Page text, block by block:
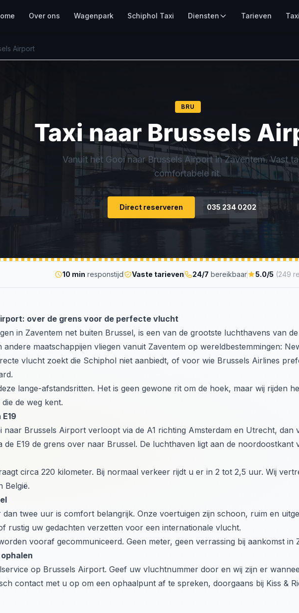
Over ons Wagenpark Schiphol Taxi Diensten Tarieven
Airport
BRU
Taxi naar Brussels
Vanuit het Gooi naar Brussels Airport in Zaventem. Vast
comfortabele rit.
Direct reserveren 035 234 0202
10 min responstijd Vaste tarieven 24/7 bereikbaar 5.0/5 (249
over de grens voor de perfecte vlucht
in Zaventem net buiten Brussel, is een van de grootste luchthavens van
maatschappijen vliegen vanuit Zaventem op wereldbestemmingen:
vlucht zoekt die Schiphol niet aanbiedt, of voor wie Brussels Airlines
lange-afstandsritten. Het is geen gewone rit om de hoek, maar wij rijden
de weg kent.
naar Brussels Airport verloopt via de A1 richting Amsterdam en Utrecht, dan
de E19 de grens over naar Brussel. De luchthaven ligt aan de
circa 220 kilometer. Bij normaal verkeer rijdt u er in 2 tot 2,5 uur. Wij
België.
twee uur is comfort belangrijk. Onze voertuigen zijn schoon, ruim en
rustig uw gedachten verzetten voor een internationale vlucht.
vooraf gecommuniceerd. Geen meter, geen verrassing bij aankomst in
op Brussels Airport. Geef uw vluchtnummer door en wij zijn er
contact met u op om een ophaalpunt af te spreken, doorgaans bij Kiss &